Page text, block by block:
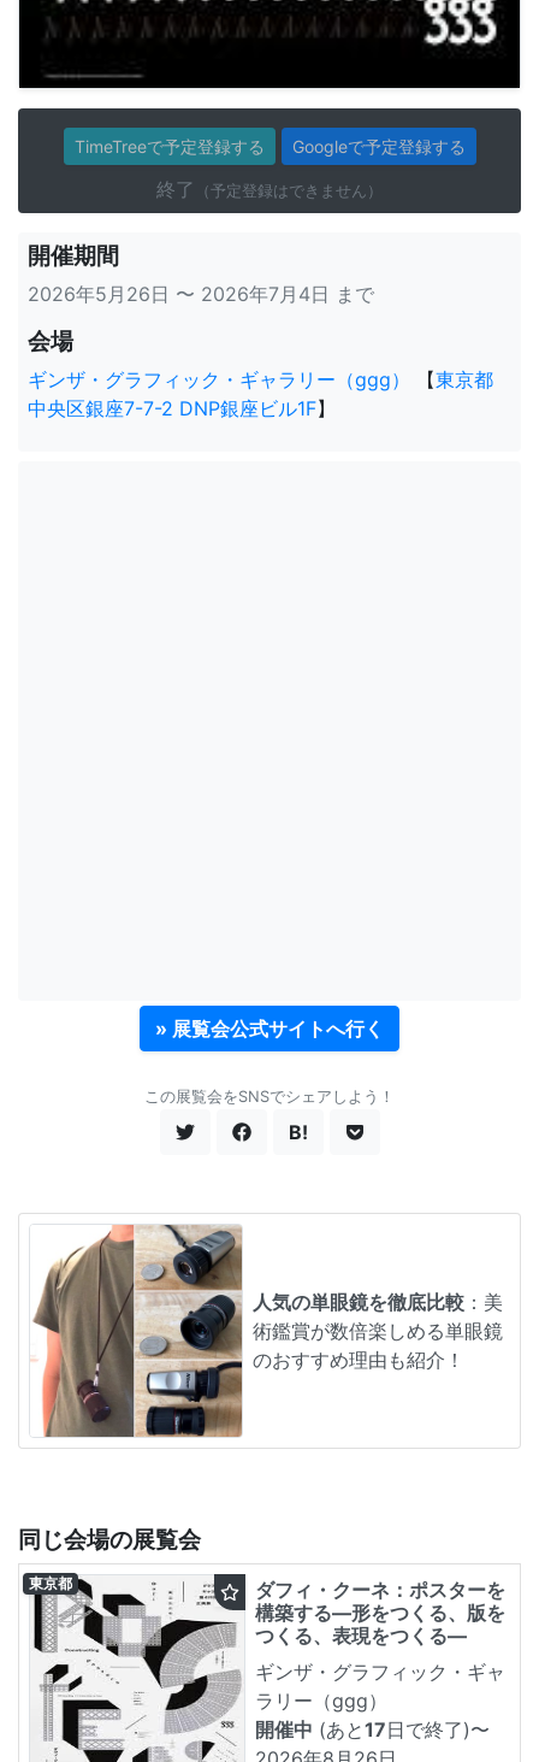
TimeTreeで予定登録する Googleで予定登録する
終了 （予定登録はできません）
開催期間
2026年5月26日 〜 2026年7月4日 まで
会場
ギンザ・グラフィック・ギャラリー（ggg） 【東京都
中央区銀座7-7-2 DNP銀座ビル1F】
» 展覧会公式サイトへ行く
この展覧会をSNSでシェアしよう！
B!
人気の単眼鏡を徹底比較 ：美
術鑑賞が数倍楽しめる単眼鏡
のおすすめ理由も紹介！
同じ会場の展覧会
ダフィ・クーネ：ポスターを
構築する―形をつくる、版を
つくる、表現をつくる―
ギンザ・グラフィック・ギャ
ラリー（ggg）
開催中 (あと17日で終了)〜
東京都